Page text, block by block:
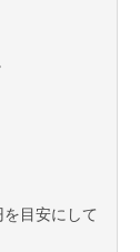
目安にして